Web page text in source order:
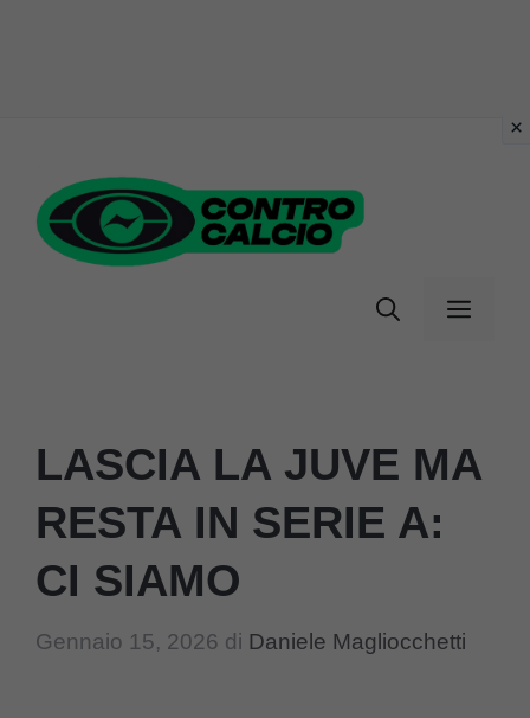
contenuto
Menu
LASCIA LA JUVE MA
RESTA IN SERIE A:
CI SIAMO
Gennaio 15, 2026 di Daniele Magliocchetti